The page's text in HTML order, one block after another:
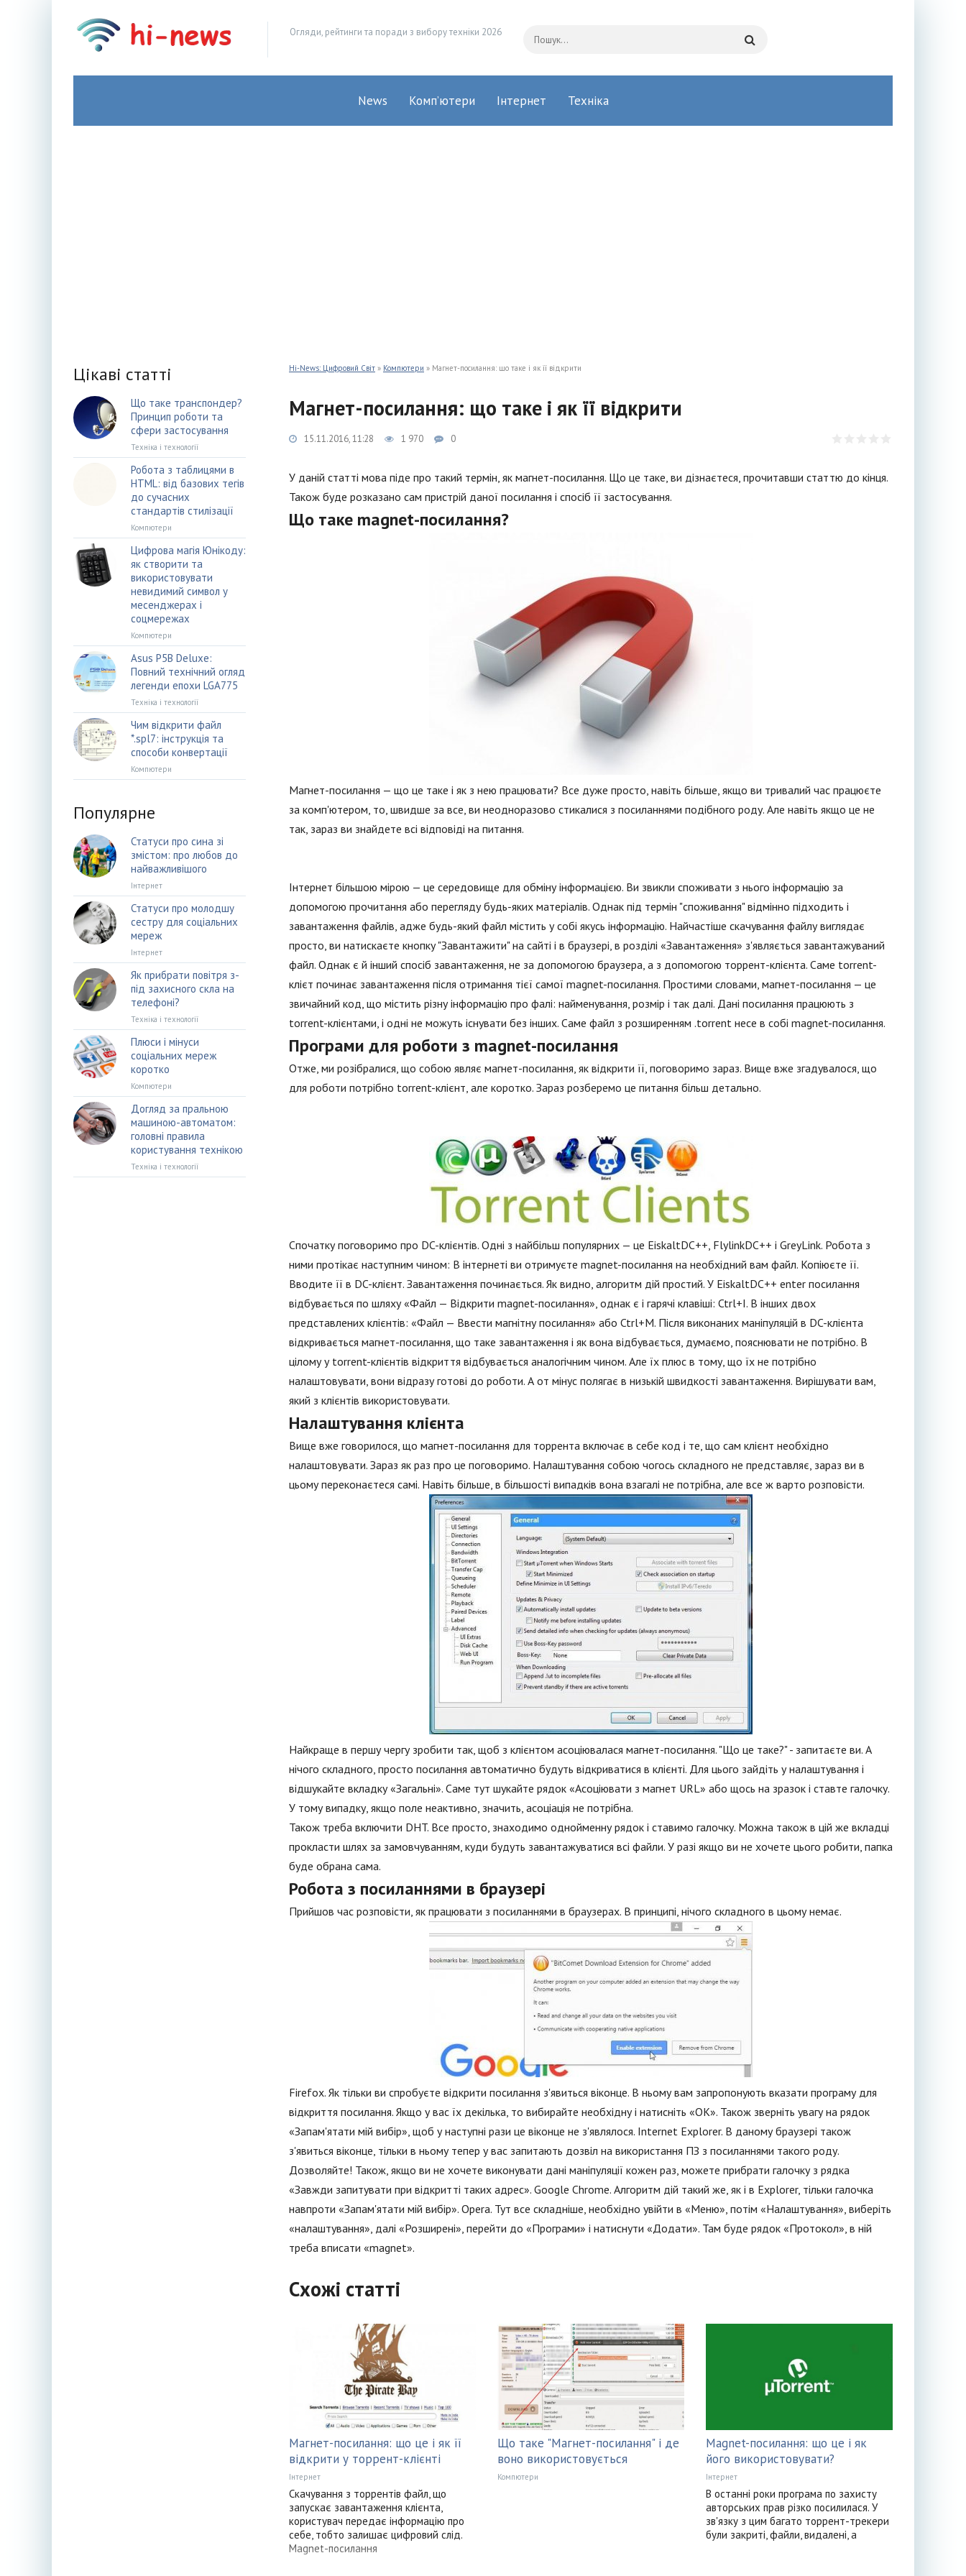
Огляди, рейтинги та поради з вибору техніки 2026
News Комп’ютери Інтернет Техніка
Hi-News: Цифровий Світ » Компютери » Магнет-посилання: що таке і як її відкрити
Магнет-посилання: що таке і як її відкрити
15.11.2016, 11:28 1 970 0
У даній статті мова піде про такий термін, як магнет-посилання. Що це таке, ви дізнаєтеся, прочитавши статтю до кінця.
Також буде розказано сам пристрій даної посилання і спосіб її застосування.
Що таке magnet-посилання?
Магнет-посилання — що це таке і як з нею працювати? Все дуже просто, навіть більше, якщо ви тривалий час працюєте
за комп'ютером, то, швидше за все, ви неодноразово стикалися з посиланнями подібного роду. Але навіть якщо це не
так, зараз ви знайдете всі відповіді на питання.
Інтернет більшою мірою — це середовище для обміну інформацією. Ви звикли споживати з нього інформацію за
допомогою прочитання або перегляду будь-яких матеріалів. Однак під термін "споживання" відмінно підходить і
завантаження файлів, адже будь-який файл містить у собі якусь інформацію. Найчастіше скачування файлу виглядає
просто, ви натискаєте кнопку "Завантажити" на сайті і в браузері, в розділі «Завантаження» з'являється завантажуваний
файл. Однак є й інший спосіб завантаження, не за допомогою браузера, а з допомогою торрент-клієнта. Саме torrent-
клієт починає завантаження після отримання тієї самої magnet-посилання. Простими словами, магнет-посилання — це
звичайний код, що містить різну інформацію про фалі: найменування, розмір і так далі. Дані посилання працюють з
torrent-клієнтами, і одні не можуть існувати без інших. Саме файл з розширенням .torrent несе в собі magnet-посилання.
Програми для роботи з magnet-посилання
Отже, ми розібралися, що собою являє магнет-посилання, як відкрити її, поговоримо зараз. Вище вже згадувалося, що
для роботи потрібно torrent-клієнт, але коротко. Зараз розберемо це питання більш детально.
Спочатку поговоримо про DC-клієнтів. Одні з найбільш популярних — це EiskaltDC++, FlylinkDC++ і GreyLink. Робота з
ними протікає наступним чином: В інтернеті ви отримуєте magnet-посилання на необхідний вам файл. Копіюєте її.
Вводите її в DC-клієнт. Завантаження починається. Як видно, алгоритм дій простий. У EiskaltDC++ enter посилання
відбувається по шляху «Файл — Відкрити magnet-посилання», однак є і гарячі клавіші: Ctrl+I. В інших двох
представлених клієнтів: «Файл — Ввести магнітну посилання» або Ctrl+M. Після виконаних маніпуляцій в DC-клієнта
відкривається магнет-посилання, що таке завантаження і як вона відбувається, думаємо, пояснювати не потрібно. В
цілому у torrent-клієнтів відкриття відбувається аналогічним чином. Але їх плюс в тому, що їх не потрібно
налаштовувати, вони відразу готові до роботи. А от мінус полягає в низькій швидкості завантаження. Вирішувати вам,
який з клієнтів використовувати.
Налаштування клієнта
Вище вже говорилося, що магнет-посилання для торрента включає в себе код і те, що сам клієнт необхідно
налаштовувати. Зараз як раз про це поговоримо. Налаштування собою чогось складного не представляє, зараз ви в
цьому переконаєтеся самі. Навіть більше, в більшості випадків вона взагалі не потрібна, але все ж варто розповісти.
Найкраще в першу чергу зробити так, щоб з клієнтом асоціювалася магнет-посилання. "Що це таке?" - запитаєте ви. А
нічого складного, просто посилання автоматично будуть відкриватися в клієнті. Для цього зайдіть у налаштування і
відшукайте вкладку «Загальні». Саме тут шукайте рядок «Асоціювати з магнет URL» або щось на зразок і ставте галочку.
У тому випадку, якщо поле неактивно, значить, асоціація не потрібна.
Також треба включити DHT. Все просто, знаходимо однойменну рядок і ставимо галочку. Можна також в цій же вкладці
прокласти шлях за замовчуванням, куди будуть завантажуватися всі файли. У разі якщо ви не хочете цього робити, папка
буде обрана сама.
Робота з посиланнями в браузері
Прийшов час розповісти, як працювати з посиланнями в браузерах. В принципі, нічого складного в цьому немає.
Firefox. Як тільки ви спробуєте відкрити посилання з'явиться віконце. В ньому вам запропонують вказати програму для
відкриття посилання. Якщо у вас їх декілька, то вибирайте необхідну і натисніть «ОК». Також зверніть увагу на рядок
«Запам'ятати мій вибір», щоб у наступні рази це віконце не з'являлося. Internet Explorer. В даному браузері також
з'явиться віконце, тільки в ньому тепер у вас запитають дозвіл на використання ПЗ з посиланнями такого роду.
Дозволяйте! Також, якщо ви не хочете виконувати дані маніпуляції кожен раз, можете прибрати галочку з рядка
«Завжди запитувати при відкритті таких адрес». Google Chrome. Алгоритм дій такий же, як і в Explorer, тільки галочка
навпроти «Запам'ятати мій вибір». Opera. Тут все складніше, необхідно увійти в «Меню», потім «Налаштування», виберіть
«налаштування», далі «Розширені», перейти до «Програми» і натиснути «Додати». Там буде рядок «Протокол», в ній
треба вписати «magnet».
Схожі статті
Магнет-посилання: що це і як її
відкрити у торрент-клієнті
Інтернет
Скачування з торрентів файл, що
запускає завантаження клієнта,
користувач передає інформацію про
себе, тобто залишає цифровий слід.
Magnet-посилання
Що таке "Магнет-посилання" і де
воно використовується
Компютери
Magnet-посилання: що це і як
його використовувати?
Інтернет
В останні роки програма по захисту
авторських прав різко посилилася. У
зв'язку з цим багато торрент-трекери
були закриті, файли, видалені, а
Цікаві статті
Що таке транспондер?
Принцип роботи та
сфери застосування
Техніка і технології
Робота з таблицями в
HTML: від базових тегів
до сучасних
стандартів стилізації
Компютери
Цифрова магія Юнікоду:
як створити та
використовувати
невидимий символ у
месенджерах і
соцмережах
Компютери
Asus P5B Deluxe:
Повний технічний огляд
легенди епохи LGA775
Техніка і технології
Чим відкрити файл
*.spl7: інструкція та
способи конвертації
Компютери
Популярне
Статуси про сина зі
змістом: про любов до
найважливішого
Інтернет
Статуси про молодшу
сестру для соціальних
мереж
Інтернет
Як прибрати повітря з-
під захисного скла на
телефоні?
Техніка і технології
Плюси і мінуси
соціальних мереж
коротко
Компютери
Догляд за пральною
машиною-автоматом:
головні правила
користування технікою
Техніка і технології